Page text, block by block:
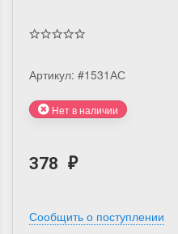
Артикул: #1531АС
Нет в наличии
378 ₽
Сообщить о поступлении